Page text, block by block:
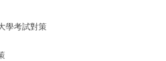
學考試對策